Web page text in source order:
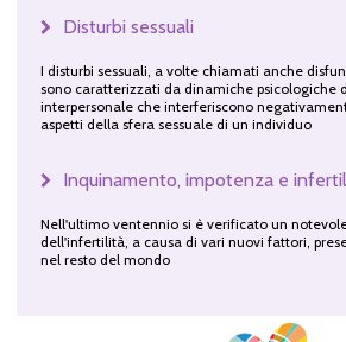
Disturbi sessuali
I disturbi sessuali, a volte chiamati anche
sono caratterizzati da dinamiche psicologiche
interpersonale che interferiscono
aspetti della sfera sessuale di un individuo
Inquinamento, impotenza e
Nell'ultimo ventennio si è verificato un
dell'infertilità, a causa di vari nuovi fattori,
nel resto del mondo